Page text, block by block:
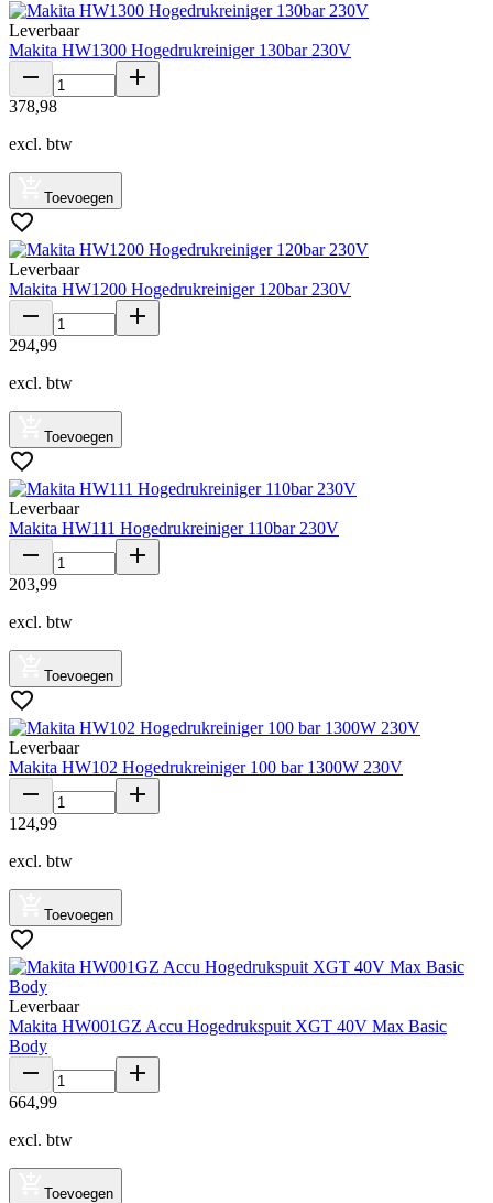
Leverbaar
Makita HW1300 Hogedrukreiniger 130bar 230V
378,98
excl. btw
Toevoegen
Leverbaar
Makita HW1200 Hogedrukreiniger 120bar 230V
294,99
excl. btw
Toevoegen
Leverbaar
Makita HW111 Hogedrukreiniger 110bar 230V
203,99
excl. btw
Toevoegen
Leverbaar
Makita HW102 Hogedrukreiniger 100 bar 1300W 230V
124,99
excl. btw
Toevoegen
Leverbaar
Makita HW001GZ Accu Hogedrukspuit XGT 40V Max Basic
Body
664,99
excl. btw
Toevoegen